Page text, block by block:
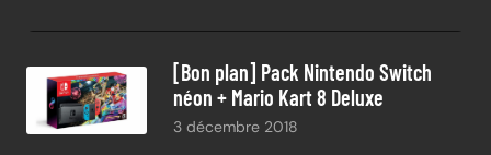
[Bon plan] Pack Nintendo Switch
néon + Mario Kart 8 Deluxe
3 décembre 2018